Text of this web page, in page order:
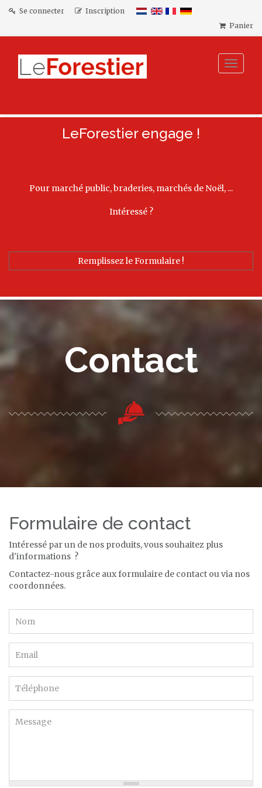
Se connecter
Inscription
Panier
Toggle
LeForestier engage !
Pour marché public, braderies, marchés de Noël, ...
Intéressé ?
Remplissez le Formulaire !
Contact
Formulaire de contact
Intéressé par un de nos produits, vous souhaitez plus
d'informations ?
Contactez-nous grâce aux formulaire de contact ou via nos
coordonnées.